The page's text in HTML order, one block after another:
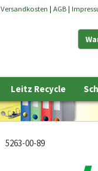
Versandkosten | AGB|
Leitz Recycle
5263-00-89